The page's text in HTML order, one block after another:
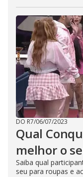
DO R7/06/07/2023
Qual
melhor o
Saiba qual
seu para roupas e